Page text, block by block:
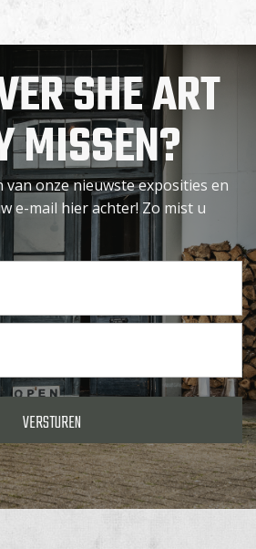
SHE ART
MISSEN?
onze nieuwste exposities en
e-mail hier achter! Zo mist u